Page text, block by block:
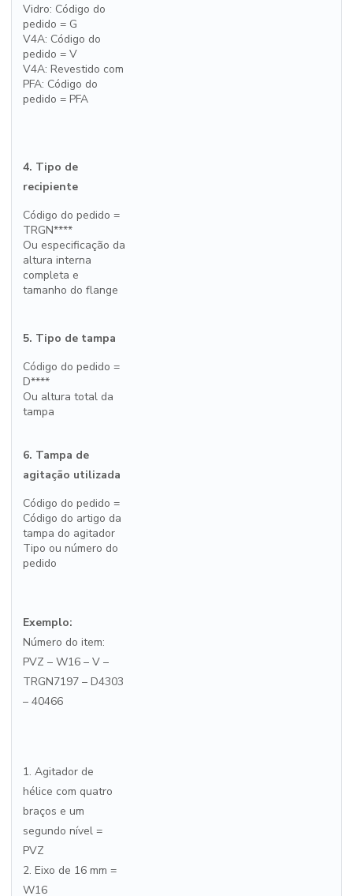
Vidro: Código do
pedido = G
V4A: Código do
pedido = V
V4A: Revestido com
PFA: Código do
pedido = PFA
4. Tipo de
recipiente
Código do pedido =
TRGN****
Ou especificação da
altura interna
completa e
tamanho do flange
5. Tipo de tampa
Código do pedido =
D****
Ou altura total da
tampa
6. Tampa de
agitação utilizada
Código do pedido =
Código do artigo da
tampa do agitador
Tipo ou número do
pedido
Exemplo:
Número do item:
PVZ – W16 – V –
TRGN7197 – D4303
– 40466
1. Agitador de
hélice com quatro
braços e um
segundo nível =
PVZ
2. Eixo de 16 mm =
W16